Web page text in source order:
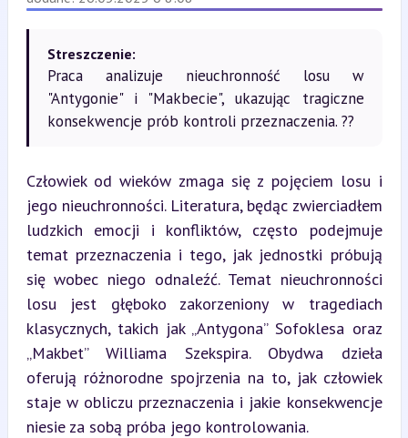
Streszczenie:
Praca analizuje nieuchronność losu w
"Antygonie" i "Makbecie", ukazując tragiczne
konsekwencje prób kontroli przeznaczenia. ??
Człowiek od wieków zmaga się z pojęciem losu i
jego nieuchronności. Literatura, będąc zwierciadłem
ludzkich emocji i konfliktów, często podejmuje
temat przeznaczenia i tego, jak jednostki próbują
się wobec niego odnaleźć. Temat nieuchronności
losu jest głęboko zakorzeniony w tragediach
klasycznych, takich jak „Antygona” Sofoklesa oraz
„Makbet” Williama Szekspira. Obydwa dzieła
oferują różnorodne spojrzenia na to, jak człowiek
staje w obliczu przeznaczenia i jakie konsekwencje
niesie za sobą próba jego kontrolowania.